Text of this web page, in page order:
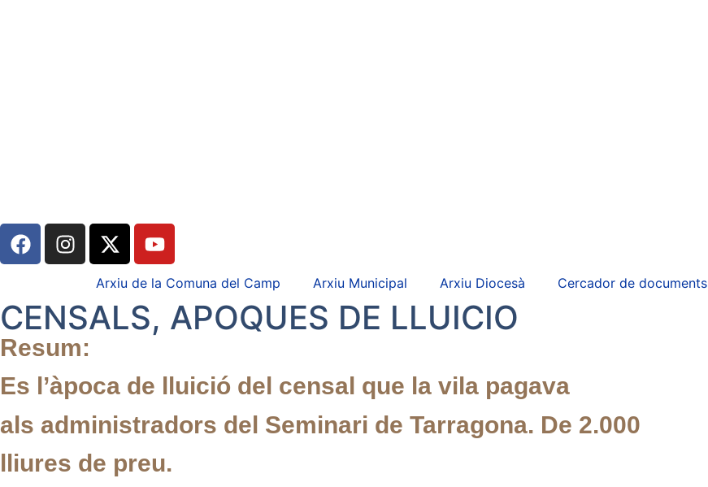
Arxiu de la Comuna del Camp Arxiu Municipal Arxiu Diocesà Cercador de documents
CENSALS, APOQUES DE LLUICIO
Resum:
Es l’àpoca de lluició del censal que la vila pagava
als administradors del Seminari de Tarragona. De 2.000
lliures de preu.